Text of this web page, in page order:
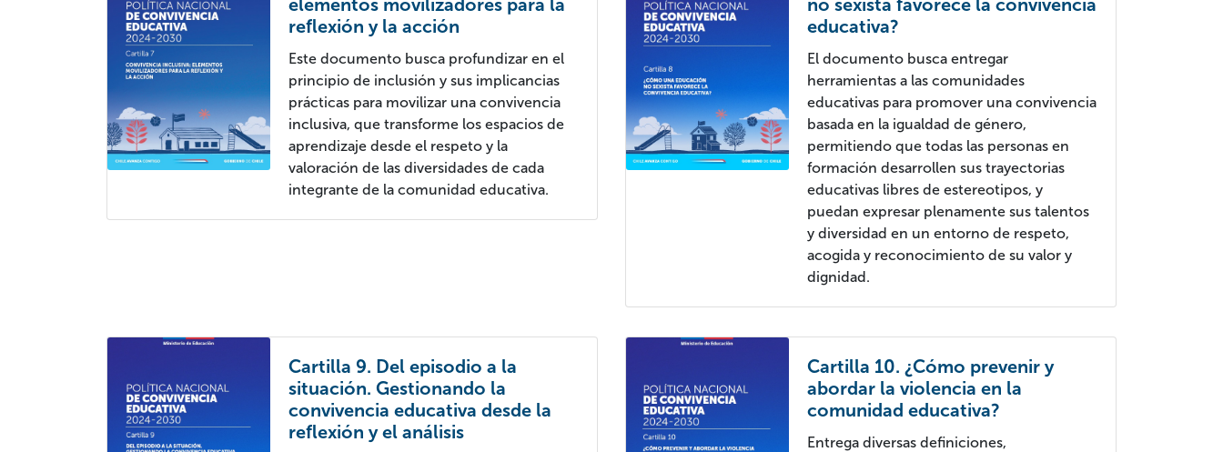
elementos movilizadores para la
reflexión y la acción
Este documento busca profundizar en el
principio de inclusión y sus implicancias
prácticas para movilizar una convivencia
inclusiva, que transforme los espacios de
aprendizaje desde el respeto y la
valoración de las diversidades de cada
integrante de la comunidad educativa.
no sexista favorece la convivencia
educativa?
El documento busca entregar
herramientas a las comunidades
educativas para promover una convivencia
basada en la igualdad de género,
permitiendo que todas las personas en
formación desarrollen sus trayectorias
educativas libres de estereotipos, y
puedan expresar plenamente sus talentos
y diversidad en un entorno de respeto,
acogida y reconocimiento de su valor y
dignidad.
Cartilla 9. Del episodio a la
situación. Gestionando la
convivencia educativa desde la
reflexión y el análisis
Cartilla 10. ¿Cómo prevenir y
abordar la violencia en la
comunidad educativa?
Entrega diversas definiciones,